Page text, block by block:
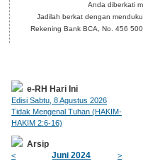
Anda diberkati
Jadilah berkat dengan
Rekening Bank BCA, No. 456
e-RH Hari Ini
Edisi Sabtu, 8 Agustus 2026
Tidak Mengenal Tuhan (HAKIM-
HAKIM 2:6-16)
Arsip
< Juni 2024
>